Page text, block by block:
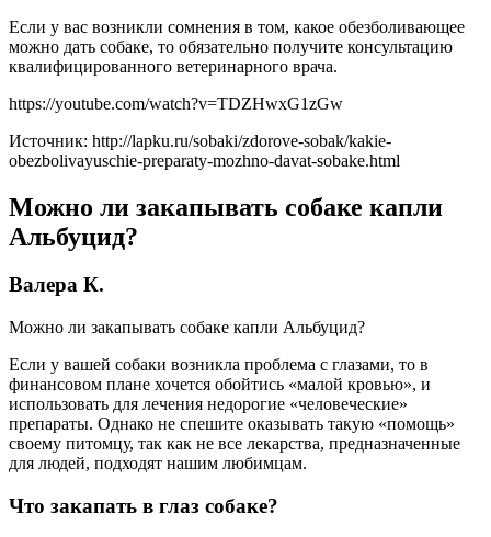
Если у вас возникли сомнения в том, какое обезболивающее
можно дать собаке, то обязательно получите консультацию
квалифицированного ветеринарного врача.
https://youtube.com/watch?v=TDZHwxG1zGw
Источник: http://lapku.ru/sobaki/zdorove-sobak/kakie-
obezbolivayuschie-preparaty-mozhno-davat-sobake.html
Можно ли закапывать собаке капли
Альбуцид?
Валера К.
Можно ли закапывать собаке капли Альбуцид?
Если у вашей собаки возникла проблема с глазами, то в
финансовом плане хочется обойтись «малой кровью», и
использовать для лечения недорогие «человеческие»
препараты. Однако не спешите оказывать такую «помощь»
своему питомцу, так как не все лекарства, предназначенные
для людей, подходят нашим любимцам.
Что закапать в глаз собаке?